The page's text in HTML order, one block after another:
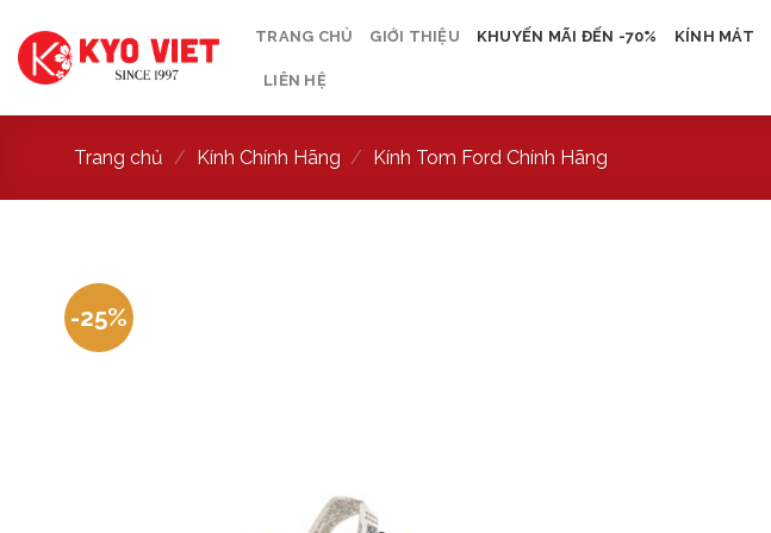
TRANG CHỦ GIỚI THIỆU KHUYẾN MÃI ĐẾN -70% KÍNH MÁT
LIÊN HỆ
Trang chủ / Kính Chính Hãng / Kính Tom Ford Chính Hãng
-25%